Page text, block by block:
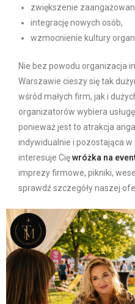
zwiększenie
integrację nowych osób,
wzmocnienie kultury
Nie bez powodu organizacja
Warszawie cieszy się tak
wśród małych firm, jak i
organizatorów wybiera
ponieważ jest to atrakcja
indywidualnie i pozostająca w
interesuje Cięwróżka na
imprezy firmowe, pikniki,
sprawdź szczegóły naszej